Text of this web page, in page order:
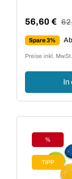
56,60 €
Spare 3%
Preise inkl.
In
Rabatt
%
TIPP